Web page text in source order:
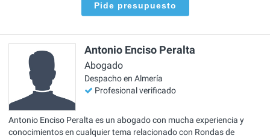
Pide presupuesto
Antonio Enciso Peralta
Abogado
Despacho en Almería
Profesional verificado
Antonio Enciso Peralta es un abogado con mucha experiencia y
conocimientos en cualquier tema relacionado con Rondas de